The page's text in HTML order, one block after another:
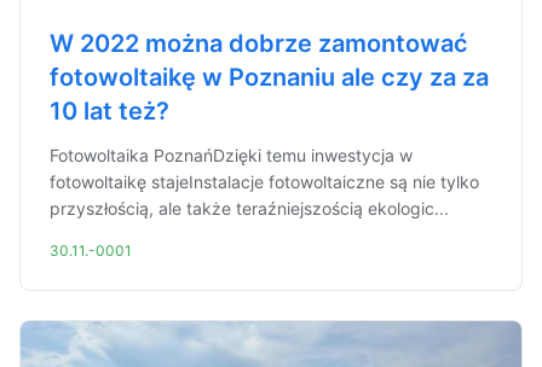
W 2022 można dobrze zamontować
fotowoltaikę w Poznaniu ale czy za za
10 lat też?
Fotowoltaika PoznańDzięki temu inwestycja w
fotowoltaikę stajeInstalacje fotowoltaiczne są nie tylko
przyszłością, ale także teraźniejszością ekologic...
30.11.-0001